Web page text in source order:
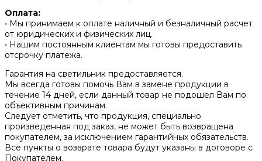
Оплата:
• Мы принимаем к оплате наличный и безналичный расчет
от юридических и физических лиц.
• Нашим постоянным клиентам мы готовы предоставить
отсрочку платежа.
Гарантия на светильник предоставляется.
Мы всегда готовы помочь Вам в замене продукции в
течение 14 дней, если данный товар не подошел Вам по
объективным причинам.
Следует отметить, что продукция, специально
произведенная под заказ, не может быть возвращена
покупателем, за исключением гарантийных обязательств.
Все пункты о возврате товара будут указаны в договоре с
Покупателем.